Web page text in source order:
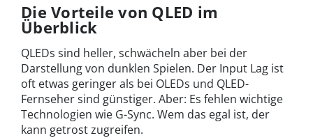
Die Vorteile von QLED im
Überblick
QLEDs sind heller, schwächeln aber bei der
Darstellung von dunklen Spielen. Der Input Lag ist
oft etwas geringer als bei OLEDs und QLED-
Fernseher sind günstiger. Aber: Es fehlen wichtige
Technologien wie G-Sync. Wem das egal ist, der
kann getrost zugreifen.